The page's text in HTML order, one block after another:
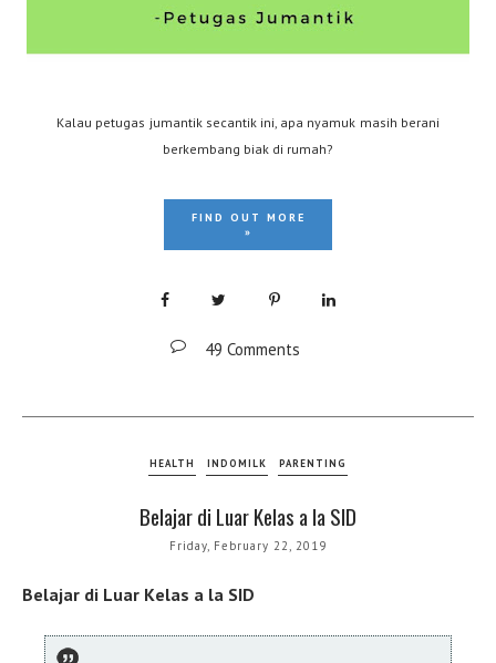
Kalau petugas jumantik secantik ini, apa nyamuk masih berani
berkembang biak di rumah?
FIND OUT MORE
»
49 Comments
HEALTH INDOMILK PARENTING
Belajar di Luar Kelas a la SID
Friday, February 22, 2019
Belajar di Luar Kelas a la SID